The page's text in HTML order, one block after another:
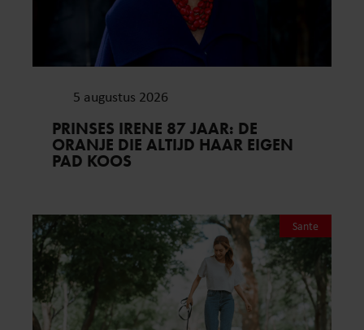
5 augustus 2026
PRINSES IRENE 87 JAAR: DE
ORANJE DIE ALTIJD HAAR EIGEN
PAD KOOS
Sante